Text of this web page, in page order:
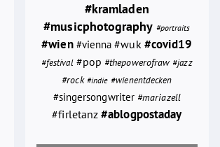
#kramladen
#musicphotography #portraits
#wien #vienna #wuk#covid19
#festival #pop #thepowerofraw #jazz
#rock #indie #wienentdecken
#singersongwriter #mariazell
#firletanz #ablogpostaday